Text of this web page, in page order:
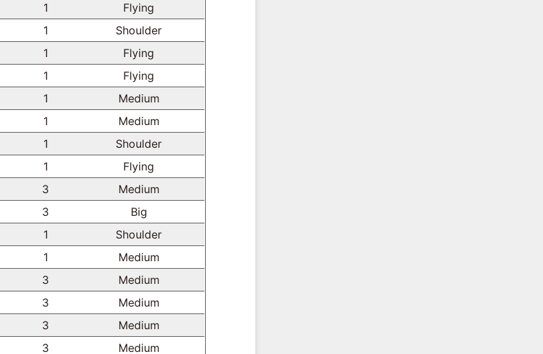
1
Flying
1
Shoulder
1
Flying
1
Flying
1
Medium
1
Medium
1
Shoulder
1
Flying
3
Medium
3
Big
1
Shoulder
1
Medium
3
Medium
3
Medium
3
Medium
3
Medium